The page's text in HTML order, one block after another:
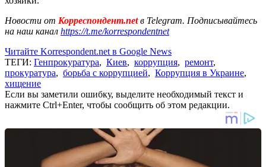
Новости от Корреспондент.netв Telegram. Подписывайтесь
на наш канал https://t.me/korrespondentnet
Читайте Korrespondent.net в Google News
ТЕГИ: Генпрокуратура, Киев, коррупция, ремонт,
прокуратура, борьба с коррупцией, Коррупция в Украине,
хищение
Если вы заметили ошибку, выделите необходимый текст и
нажмите Ctrl+Enter, чтобы сообщить об этом редакции.